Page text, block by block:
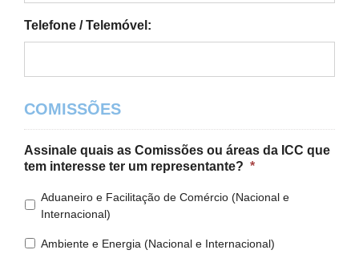
Telefone / Telemóvel:
COMISSÕES
Assinale quais as Comissões ou áreas da ICC que
tem interesse ter um representante? *
Aduaneiro e Facilitação de Comércio (Nacional e
Internacional)
Ambiente e Energia (Nacional e Internacional)